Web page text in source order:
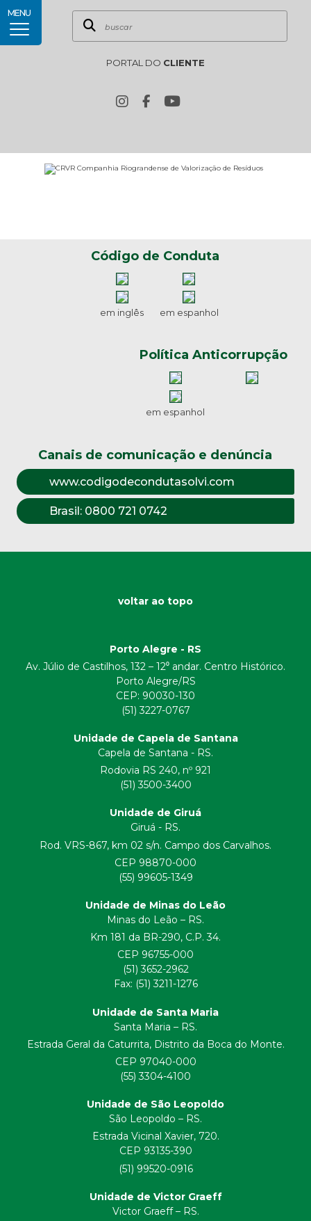
PORTAL DO CLIENTE
MENU
Código de Conduta
em inglês em espanhol
Política Anticorrupção
em espanhol
Canais de comunicação e denúncia
www.codigodecondutasolvi.com
Brasil: 0800 721 0742
voltar ao topo
Porto Alegre - RS
Av. Júlio de Castilhos, 132 – 12⁰ andar. Centro Histórico.
Porto Alegre/RS
CEP: 90030-130
(51) 3227-0767
Unidade de Capela de Santana
Capela de Santana - RS.
Rodovia RS 240, nº 921
(51) 3500-3400
Unidade de Giruá
Giruá - RS.
Rod. VRS-867, km 02 s/n. Campo dos Carvalhos.
CEP 98870-000
(55) 99605-1349
Unidade de Minas do Leão
Minas do Leão – RS.
Km 181 da BR-290, C.P. 34.
CEP 96755-000
(51) 3652-2962
Fax: (51) 3211-1276
Unidade de Santa Maria
Santa Maria – RS.
Estrada Geral da Caturrita, Distrito da Boca do Monte.
CEP 97040-000
(55) 3304-4100
Unidade de São Leopoldo
São Leopoldo – RS.
Estrada Vicinal Xavier, 720.
CEP 93135-390
(51) 99520-0916
Unidade de Victor Graeff
Victor Graeff – RS.